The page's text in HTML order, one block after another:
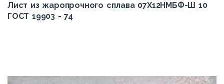
Лист из жаропрочного сплава 07Х12НМБФ-Ш 10
ГОСТ 19903 - 74